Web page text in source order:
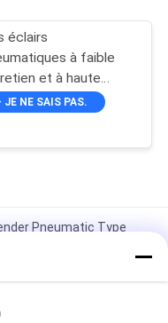
éclairs
à faible
et à haute
en noir
JE NE SAIS PAS.
Pneumatic Type
de bateau,
pour des docks